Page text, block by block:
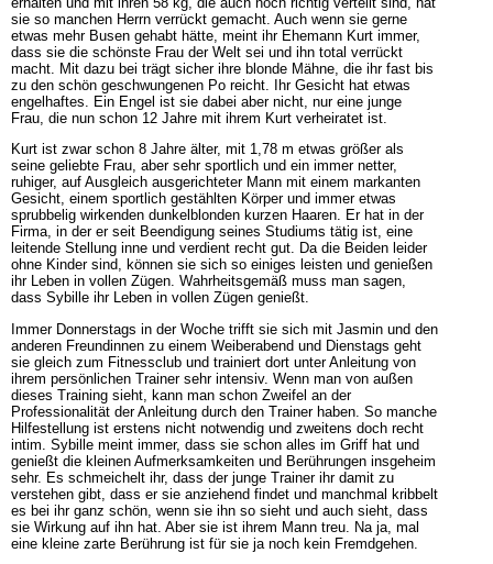
sie so manchen Herrn verrückt gemacht. Auch wenn sie gerne
etwas mehr Busen gehabt hätte, meint ihr Ehemann Kurt immer,
dass sie die schönste Frau der Welt sei und ihn total verrückt
macht. Mit dazu bei trägt sicher ihre blonde Mähne, die ihr fast bis
zu den schön geschwungenen Po reicht. Ihr Gesicht hat etwas
engelhaftes. Ein Engel ist sie dabei aber nicht, nur eine junge
Frau, die nun schon 12 Jahre mit ihrem Kurt verheiratet ist.
Kurt ist zwar schon 8 Jahre älter, mit 1,78 m etwas größer als
seine geliebte Frau, aber sehr sportlich und ein immer netter,
ruhiger, auf Ausgleich ausgerichteter Mann mit einem markanten
Gesicht, einem sportlich gestählten Körper und immer etwas
sprubbelig wirkenden dunkelblonden kurzen Haaren. Er hat in der
Firma, in der er seit Beendigung seines Studiums tätig ist, eine
leitende Stellung inne und verdient recht gut. Da die Beiden leider
ohne Kinder sind, können sie sich so einiges leisten und genießen
ihr Leben in vollen Zügen. Wahrheitsgemäß muss man sagen,
dass Sybille ihr Leben in vollen Zügen genießt.
Immer Donnerstags in der Woche trifft sie sich mit Jasmin und den
anderen Freundinnen zu einem Weiberabend und Dienstags geht
sie gleich zum Fitnessclub und trainiert dort unter Anleitung von
ihrem persönlichen Trainer sehr intensiv. Wenn man von außen
dieses Training sieht, kann man schon Zweifel an der
Professionalität der Anleitung durch den Trainer haben. So manche
Hilfestellung ist erstens nicht notwendig und zweitens doch recht
intim. Sybille meint immer, dass sie schon alles im Griff hat und
genießt die kleinen Aufmerksamkeiten und Berührungen insgeheim
sehr. Es schmeichelt ihr, dass der junge Trainer ihr damit zu
verstehen gibt, dass er sie anziehend findet und manchmal kribbelt
es bei ihr ganz schön, wenn sie ihn so sieht und auch sieht, dass
sie Wirkung auf ihn hat. Aber sie ist ihrem Mann treu. Na ja, mal
eine kleine zarte Berührung ist für sie ja noch kein Fremdgehen.